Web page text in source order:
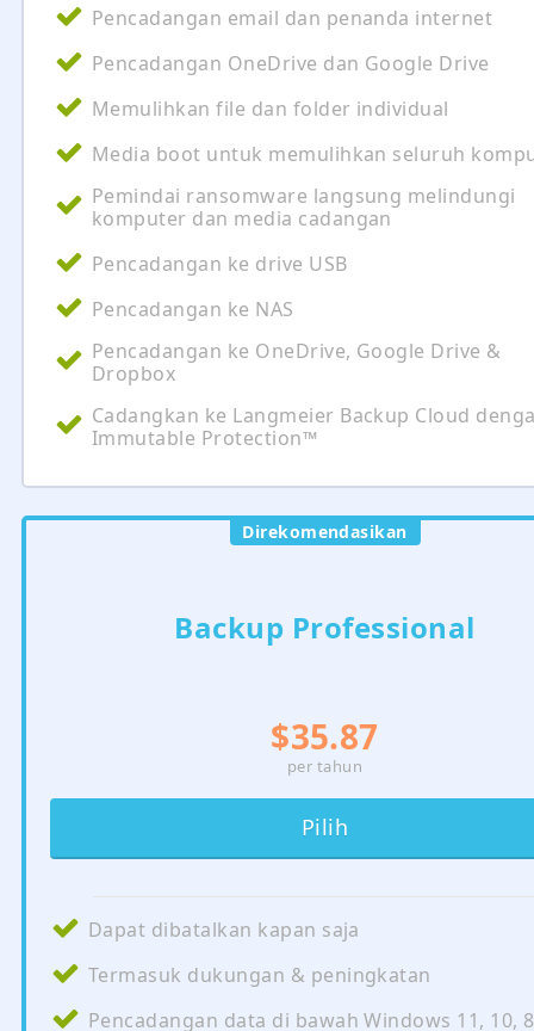
Pencadangan email dan penanda internet
Pencadangan OneDrive dan Google Drive
Memulihkan file dan folder individual
Media boot untuk memulihkan seluruh
Pemindai ransomware langsung melindungi
komputer dan media cadangan
Pencadangan ke drive USB
Pencadangan ke NAS
Pencadangan ke OneDrive, Google Drive &
Dropbox
Cadangkan ke Langmeier Backup Cloud
Immutable Protection™
Direkomendasikan
Backup Professional
$35.87
per tahun
Pilih
Dapat dibatalkan kapan saja
Termasuk dukungan & peningkatan
Pencadangan data di bawah Windows 11, 10,